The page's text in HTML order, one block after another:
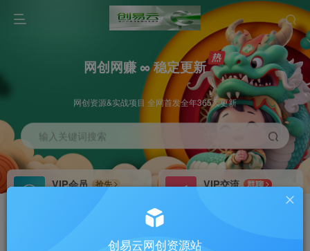
网创网赚 ∞ 稳定更新
网创资源&实战项目 全网首发全年365天更新
输入关键词搜索
VIP会员
抢先
VIP交流
群聊
研究探讨更多创业项目路子。
创易云网创资源站